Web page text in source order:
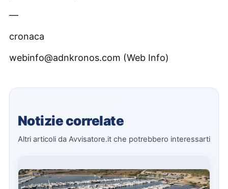
—
cronaca
webinfo@adnkronos.com (Web Info)
Notizie correlate
Altri articoli da Avvisatore.it che potrebbero interessarti